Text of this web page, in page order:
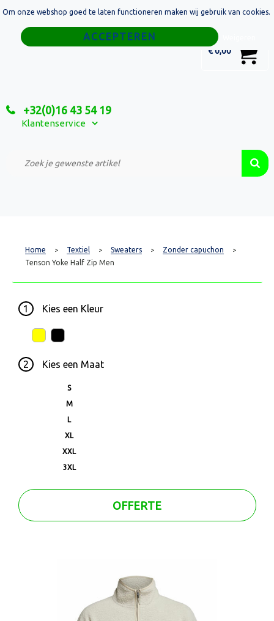
€ 0,00
+32(0)16 43 54 19
Klantenservice
Home
Relatiegeschenken
Custom Made Projecten
Home > Textiel > Sweaters > Zonder capuchon >
Tenson Yoke Half Zip Men
1 Kies een Kleur
2 Kies een Maat
S
M
L
XL
XXL
3XL
OFFERTE
Om onze webshop goed te laten functioneren maken wij gebruik van cookies.